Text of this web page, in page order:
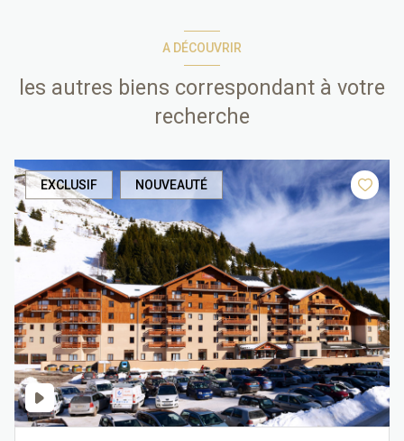
A DÉCOUVRIR
les autres biens correspondant à votre
recherche
EXCLUSIF NOUVEAUTÉ